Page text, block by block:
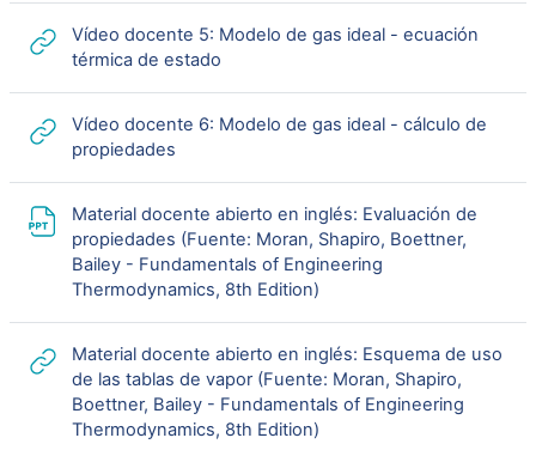
Vídeo docente 5: Modelo de gas ideal - ecuación
térmica de estado
Vídeo docente 6: Modelo de gas ideal - cálculo de
propiedades
Material docente abierto en inglés: Evaluación de
propiedades (Fuente: Moran, Shapiro, Boettner,
Bailey - Fundamentals of Engineering
Thermodynamics, 8th Edition)
Material docente abierto en inglés: Esquema de uso
de las tablas de vapor (Fuente: Moran, Shapiro,
Boettner, Bailey - Fundamentals of Engineering
Thermodynamics, 8th Edition)